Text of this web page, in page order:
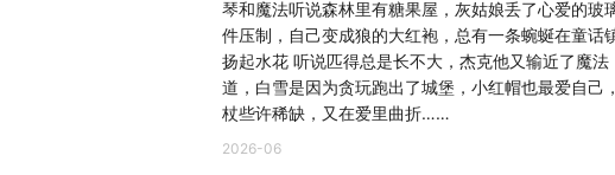
琴和魔法听说森林里有糖果屋，灰姑娘丢了心爱的
件压制，自己变成狼的大红袍，总有一条蜿蜒在童话
扬起水花 听说匹得总是长不大，杰克他又输近了魔
道，白雪是因为贪玩跑出了城堡，小红帽也最爱自
杖些许稀缺，又在爱里曲折……
2026-06